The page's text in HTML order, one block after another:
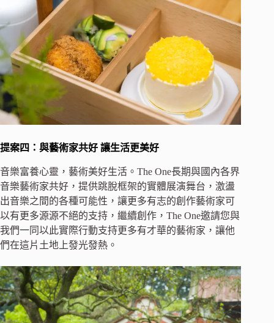
提案四：與藝術家共好 讓生活更美好
音樂富養心靈，藝術美好生活。The One長期與國內各界
音樂藝術家共好，提供跳脫框架的實體展演舞台，激盪
出音樂之間的各種可能性，讓更多有志的創作藝術家可
以有更多源源不絕的支持，繼續創作，The One邀請您與
我們一同以此實際行動支持更多有才華的藝術家，讓他
們在這片土地上發光發熱。